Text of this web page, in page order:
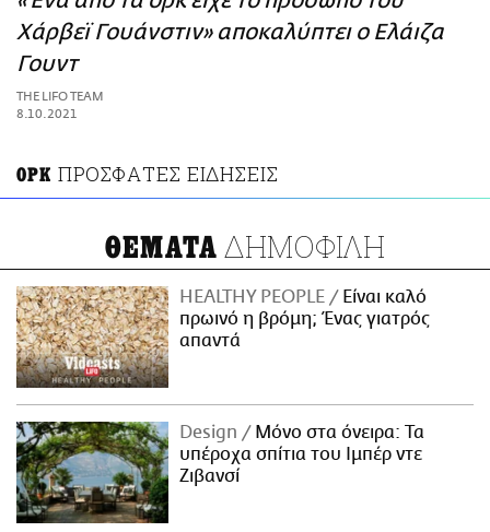
ΑΜΠΑ
PRINT
Χάρβεϊ Γουάνστιν» αποκαλύπτει ο Ελάιζα
Γουντ
THE LIFO TEAM
8.10.2021
ΟΡΚ ΠΡΟΣΦΑΤΕΣ ΕΙΔΗΣΕΙΣ
ΘΕΜΑΤΑ ΔΗΜΟΦΙΛΗ
HEALTHY PEOPLE
Είναι καλό
πρωινό η βρόμη; Ένας γιατρός
απαντά
Design
Μόνο στα όνειρα: Τα
υπέροχα σπίτια του Ιμπέρ ντε
Ζιβανσί